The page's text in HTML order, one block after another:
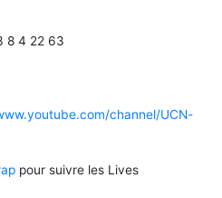
8 4 22 63
channel/UCN-
pour suivre les Lives